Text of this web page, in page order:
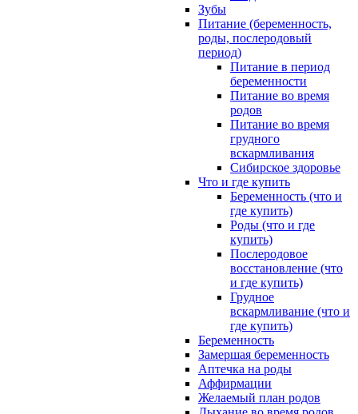
Зубы
Питание (беременность,
роды, послеродовый
период)
Питание в период
беременности
Питание во время
родов
Питание во время
грудного
вскармливания
Сибирское здоровье
Что и где купить
Беременность (что и
где купить)
Роды (что и где
купить)
Послеродовое
восстановление (что
и где купить)
Грудное
вскармливание (что и
где купить)
Беременность
Замершая беременность
Аптечка на роды
Аффирмации
Желаемый план родов